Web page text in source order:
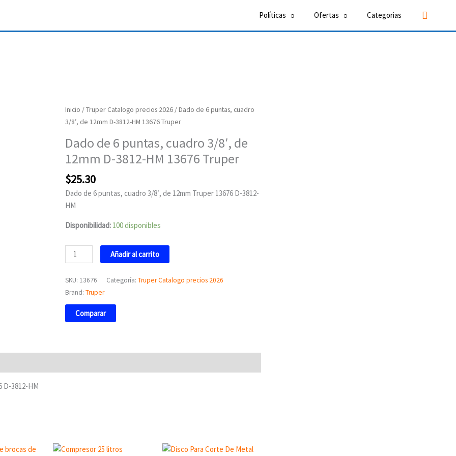
Políticas Ofertas Categorias Buscar
Inicio /Truper Catalogo precios 2026/ Dado de 6 puntas, cuadro
3/8′, de 12mm D-3812-HM 13676 Truper
Dado de 6 puntas, cuadro 3/8′, de
12mm D-3812-HM 13676 Truper
$25.30
Dado de 6 puntas, cuadro 3/8′, de 12mm Truper 13676 D-3812-
HM
Disponibilidad: 100 disponibles
Dado
de
puntas,
cuadro
de
12mm
D-
HM
13676
Truper
Añadir al carrito
SKU: 13676 Categoría: Truper Catalogo precios 2026
Brand: Truper
Comparar
D-3812-HM